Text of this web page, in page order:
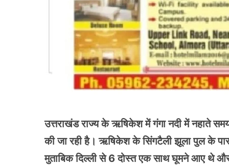
उत्तराखंड राज्य के ऋषिकेश में गंगा नदी में नहाते
की जा रही है। ऋषिकेश के सिंगटैली झूला पुल के
मुताबिक दिल्ली से 6 दोस्त एक साथ घूमने आए थे